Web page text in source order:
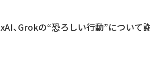
xAI、Grokの“恐ろしい行動”について